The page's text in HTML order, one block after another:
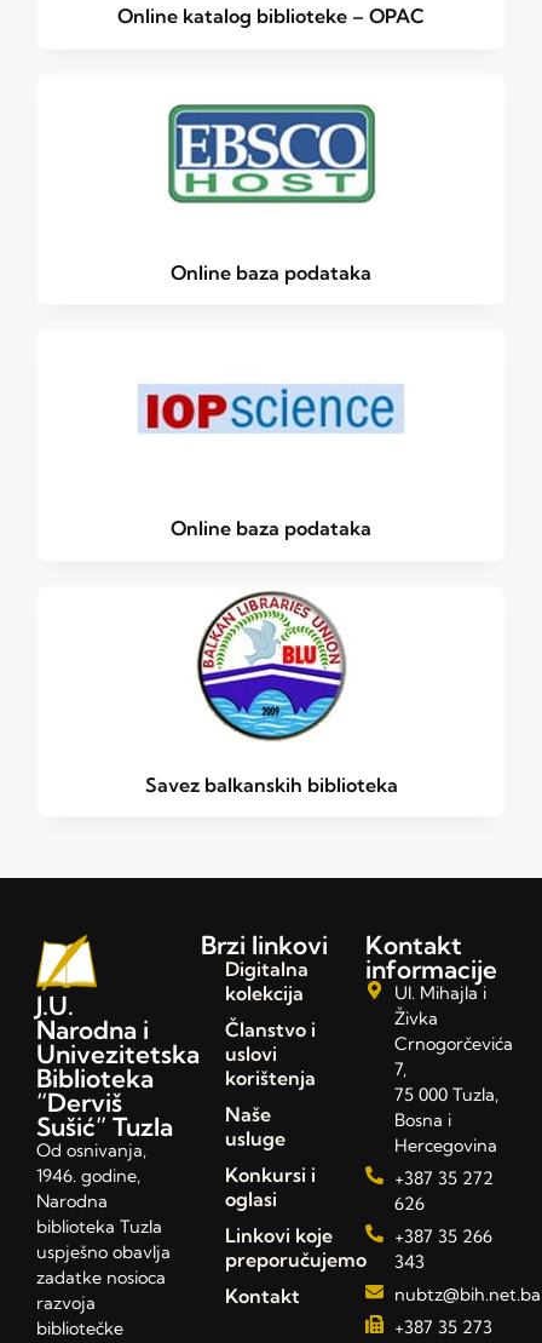
Online katalog biblioteke – OPAC
Online baza podataka
Online baza podataka
Savez balkanskih biblioteka
J.U.
Narodna i
Univezitetska
Biblioteka
“Derviš
Sušić” Tuzla
Od osnivanja,
1946. godine,
Narodna
biblioteka Tuzla
uspješno obavlja
zadatke nosioca
razvoja
bibliotečke
Brzi linkovi
Digitalna
kolekcija
Članstvo i
uslovi
korištenja
Naše
usluge
Konkursi i
oglasi
Linkovi koje
preporučujemo
Kontakt
Kontakt
informacije
Ul. Mihajla i
Živka
Crnogorčevića
7,
75 000 Tuzla,
Bosna i
Hercegovina
+387 35 272
626
+387 35 266
343
nubtz@bih.net.ba
+387 35 273